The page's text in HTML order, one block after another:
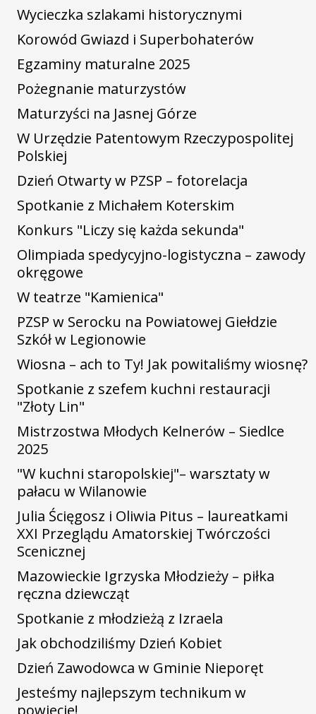
Wycieczka szlakami historycznymi
Korowód Gwiazd i Superbohaterów
Egzaminy maturalne 2025
Pożegnanie maturzystów
Maturzyści na Jasnej Górze
W Urzędzie Patentowym Rzeczypospolitej
Polskiej
Dzień Otwarty w PZSP – fotorelacja
Spotkanie z Michałem Koterskim
Konkurs "Liczy się każda sekunda"
Olimpiada spedycyjno-logistyczna – zawody
okręgowe
W teatrze "Kamienica"
PZSP w Serocku na Powiatowej Giełdzie
Szkół w Legionowie
Wiosna – ach to Ty! Jak powitaliśmy wiosnę?
Spotkanie z szefem kuchni restauracji
"Złoty Lin"
Mistrzostwa Młodych Kelnerów – Siedlce
2025
"W kuchni staropolskiej"– warsztaty w
pałacu w Wilanowie
Julia Ścięgosz i Oliwia Pitus – laureatkami
XXI Przeglądu Amatorskiej Twórczości
Scenicznej
Mazowieckie Igrzyska Młodzieży – piłka
ręczna dziewcząt
Spotkanie z młodzieżą z Izraela
Jak obchodziliśmy Dzień Kobiet
Dzień Zawodowca w Gminie Nieporęt
Jesteśmy najlepszym technikum w
powiecie!